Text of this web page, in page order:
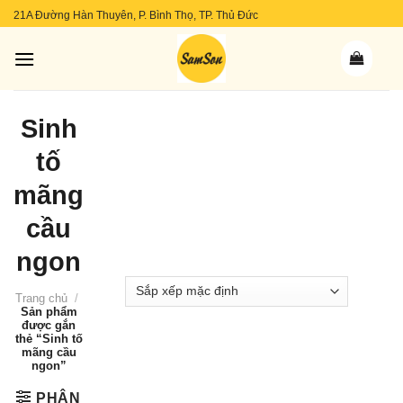
Skip
content
21A Đường Hàn Thuyên, P. Bình Thọ, TP. Thủ Đức
Sinh
tố
mãng
cầu
ngon
Trang chủ /
Sản phẩm
được gắn
thẻ “Sinh tố
mãng cầu
ngon”
PHÂN